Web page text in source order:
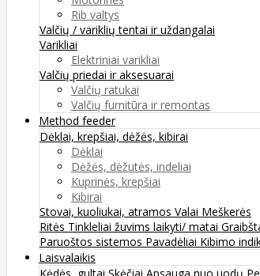
Rib valtys
Valčių / variklių tentai ir uždangalai
Varikliai
Elektriniai varikliai
Valčių priedai ir aksesuarai
Valčių ratukai
Valčių furnitūra ir remontas
Method feeder
Dėklai, krepšiai, dėžės, kibirai
Dėklai
Dėžės, dėžutės, indeliai
Kuprinės, krepšiai
Kibirai
Stovai, kuoliukai, atramos Valai Meškerės
Ritės Tinkleliai žuvims laikyti/ matai
Paruoštos sistemos Pavadėliai Kibimo
Laisvalaikis
Kėdės, gultai Skėčiai Apsauga nuo uodų